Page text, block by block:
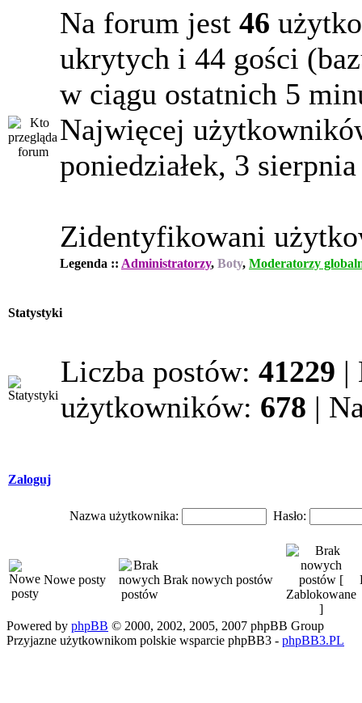
Na forum jest 46
ukrytych i 44 gości
w ciągu ostatnich 5
Najwięcej
poniedziałek, 3
Zidentyfikowani
Legenda :: Administratorzy, Boty, Moderatorzy
Statystyki
Liczba postów: 41229 |
użytkowników: 678 |
Zaloguj
Nazwa użytkownika: Hasło:
Nowe posty Brak nowych postów
Powered by phpBB © 2000, 2002, 2005, 2007 phpBB Group
Przyjazne użytkownikom polskie wsparcie phpBB3 - phpBB3.PL